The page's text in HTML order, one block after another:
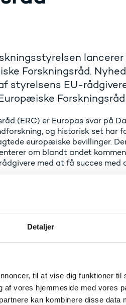
Detaljer
til at vise dig funktioner til
vores hjemmeside med vores
kan kombinere disse data
Forskningsråd.
styrelsens EU-
(ERC) er Europas svar på
og historisk set har
europæiske bevillinger.
om blandt andet
med at få succes med
til fem gange om året. ercnyt
og komme
med
så læserne altid er